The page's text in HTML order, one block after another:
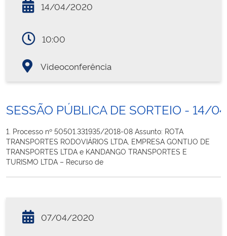
14/04/2020
10:00
Videoconferência
SESSÃO PÚBLICA DE SORTEIO - 14/
1. Processo nº 50501.331935/2018-08 Assunto: ROTA
TRANSPORTES RODOVIÁRIOS LTDA, EMPRESA GONTIJO DE
TRANSPORTES LTDA e KANDANGO TRANSPORTES E
TURISMO LTDA – Recurso de
07/04/2020